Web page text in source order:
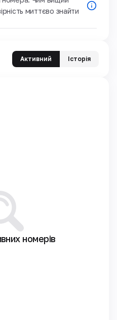
миттєво знайти
Активний Історія
номерів